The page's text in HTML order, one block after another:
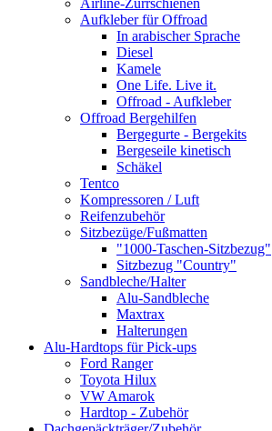
Airline-Zurrschienen
Aufkleber für Offroad
In arabischer Sprache
Diesel
Kamele
One Life. Live it.
Offroad - Aufkleber
Offroad Bergehilfen
Bergegurte - Bergekits
Bergeseile kinetisch
Schäkel
Tentco
Kompressoren / Luft
Reifenzubehör
Sitzbezüge/Fußmatten
"1000-Taschen-Sitzbezug"
Sitzbezug "Country"
Sandbleche/Halter
Alu-Sandbleche
Maxtrax
Halterungen
Alu-Hardtops für Pick-ups
Ford Ranger
Toyota Hilux
VW Amarok
Hardtop - Zubehör